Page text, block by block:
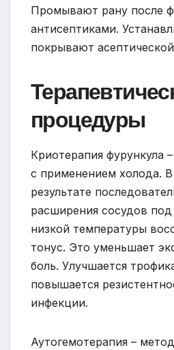
Промывают рану после
антисептиками.
покрывают
процедуры
Криотерапия фурункула
с применением холода. В
результате
расширения сосудов
низкой температуры
тонус. Это уменьшает
боль. Улучшается
повышается
инфекции.
Аутогемотерапия –